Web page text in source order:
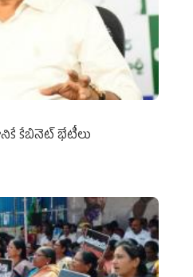
కేబినెట్‌ భేటీలు